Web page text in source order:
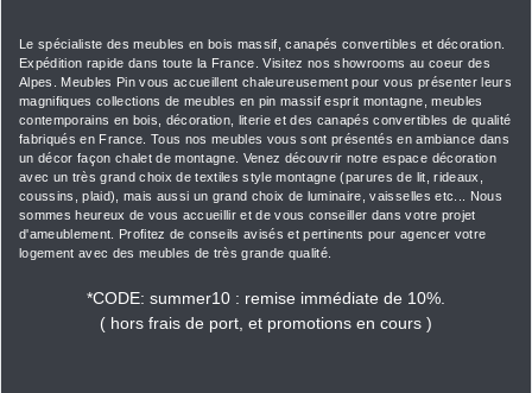
Le spécialiste des meubles en bois massif, canapés convertibles et décoration.
Expédition rapide dans toute la France. Visitez nos showrooms au coeur des
Alpes. Meubles Pin vous accueillent chaleureusement pour vous présenter leurs
magnifiques collections de meubles en pin massif esprit montagne, meubles
contemporains en bois, décoration, literie et des canapés convertibles de qualité
fabriqués en France. Tous nos meubles vous sont présentés en ambiance dans
un décor façon chalet de montagne. Venez découvrir notre espace décoration
avec un très grand choix de textiles style montagne (parures de lit, rideaux,
coussins, plaid), mais aussi un grand choix de luminaire, vaisselles etc... Nous
sommes heureux de vous accueillir et de vous conseiller dans votre projet
d'ameublement. Profitez de conseils avisés et pertinents pour agencer votre
logement avec des meubles de très grande qualité.
*CODE: summer10 : remise immédiate de 10%.
( hors frais de port, et promotions en cours )